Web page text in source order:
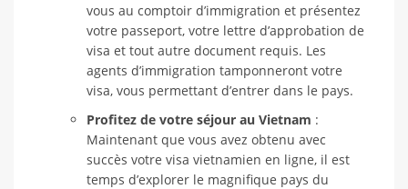
vous au comptoir d’immigration et présentez
votre passeport, votre lettre d’approbation de
visa et tout autre document requis. Les
agents d’immigration tamponneront votre
visa, vous permettant d’entrer dans le pays.
Profitez de votre séjour au Vietnam :
Maintenant que vous avez obtenu avec
succès votre visa vietnamien en ligne, il est
temps d’explorer le magnifique pays du